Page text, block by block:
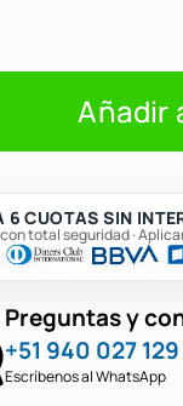
Añadir
6 CUOTAS SIN
total seguridad ·
Preguntas y
+51 940 027 129
Escríbenos al WhatsApp